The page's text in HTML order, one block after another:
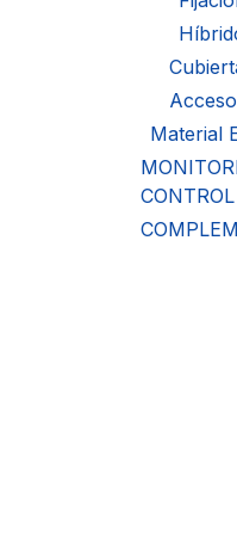
Material